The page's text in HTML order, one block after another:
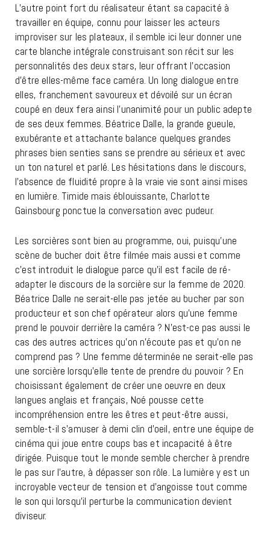
L’autre point fort du réalisateur étant sa capacité à
travailler en équipe, connu pour laisser les acteurs
improviser sur les plateaux, il semble ici leur donner une
carte blanche intégrale construisant son récit sur les
personnalités des deux stars, leur offrant l’occasion
d’être elles-même face caméra. Un long dialogue entre
elles, franchement savoureux et dévoilé sur un écran
coupé en deux fera ainsi l’unanimité pour un public adepte
de ses deux femmes. Béatrice Dalle, la grande gueule,
exubérante et attachante balance quelques grandes
phrases bien senties sans se prendre au sérieux et avec
un ton naturel et parlé. Les hésitations dans le discours,
l’absence de fluidité propre à la vraie vie sont ainsi mises
en lumière. Timide mais éblouissante, Charlotte
Gainsbourg ponctue la conversation avec pudeur.
Les sorcières sont bien au programme, oui, puisqu’une
scène de bucher doit être filmée mais aussi et comme
c’est introduit le dialogue parce qu’il est facile de ré-
adapter le discours de la sorcière sur la femme de 2020.
Béatrice Dalle ne serait-elle pas jetée au bucher par son
producteur et son chef opérateur alors qu’une femme
prend le pouvoir derrière la caméra ? N’est-ce pas aussi le
cas des autres actrices qu’on n’écoute pas et qu’on ne
comprend pas ? Une femme déterminée ne serait-elle pas
une sorcière lorsqu’elle tente de prendre du pouvoir ? En
choisissant également de créer une oeuvre en deux
langues anglais et français, Noé pousse cette
incompréhension entre les êtres et peut-être aussi,
semble-t-il s’amuser à demi clin d’oeil, entre une équipe de
cinéma qui joue entre coups bas et incapacité à être
dirigée. Puisque tout le monde semble chercher à prendre
le pas sur l’autre, à dépasser son rôle. La lumière y est un
incroyable vecteur de tension et d’angoisse tout comme
le son qui lorsqu’il perturbe la communication devient
diviseur.